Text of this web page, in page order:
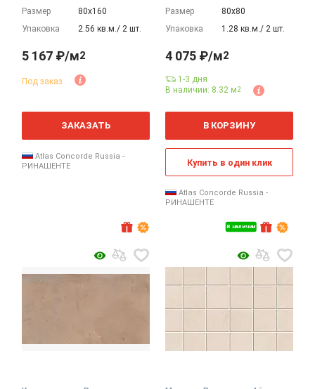
Размер
80х160
Упаковка
2.56 кв.м./ 2 шт.
5 167 ₽/м2
Под заказ
м
ЗАКАЗАТЬ
Atlas Concorde Russia -
РИНАШЕНТЕ
Размер
80х80
Упаковка
1.28 кв.м./ 2 шт.
В наличии
4 075 ₽/м2
1-3 дня
В наличии: 8.32 м2
м
В КОРЗИНУ
Купить в один клик
Atlas Concorde Russia -
РИНАШЕНТЕ